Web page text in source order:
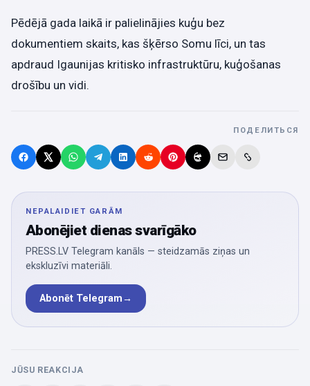
Pēdējā gada laikā ir palielinājies kuģu bez
dokumentiem skaits, kas šķērso Somu līci, un tas
apdraud Igaunijas kritisko infrastruktūru, kuģošanas
drošību un vidi.
ПОДЕЛИТЬСЯ
NEPALAIDIET GARĀM
Abonējiet dienas svarīgāko
PRESS.LV Telegram kanāls — steidzamās ziņas un
ekskluzīvi materiāli.
Abonēt Telegram→
JŪSU REAKCIJA